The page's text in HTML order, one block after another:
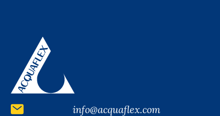
info@acquaflex.com